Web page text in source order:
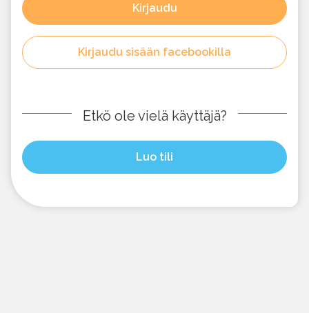
Kirjaudu
Kirjaudu sisään facebookilla
Etkö ole vielä käyttäjä?
Luo tili